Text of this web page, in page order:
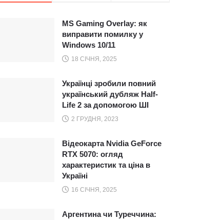
MS Gaming Overlay: як
виправити помилку у
Windows 10/11
18 СІЧНЯ, 2025
Українці зробили повний
український дубляж Half-
Life 2 за допомогою ШІ
2 ГРУДНЯ, 2023
Відеокарта Nvidia GeForce
RTX 5070: огляд
характеристик та ціна в
Україні
16 СІЧНЯ, 2025
Аргентина чи Туреччина: